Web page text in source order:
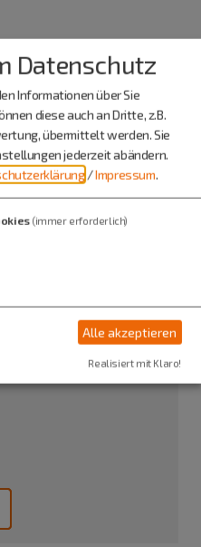
Datenschutz
Informationen über Sie
diese auch an Dritte, z.B.
übermittelt werden. Sie
jederzeit abändern.
/Impressum.
(immer erforderlich)
Alle akzeptieren
Realisiert mit Klaro!